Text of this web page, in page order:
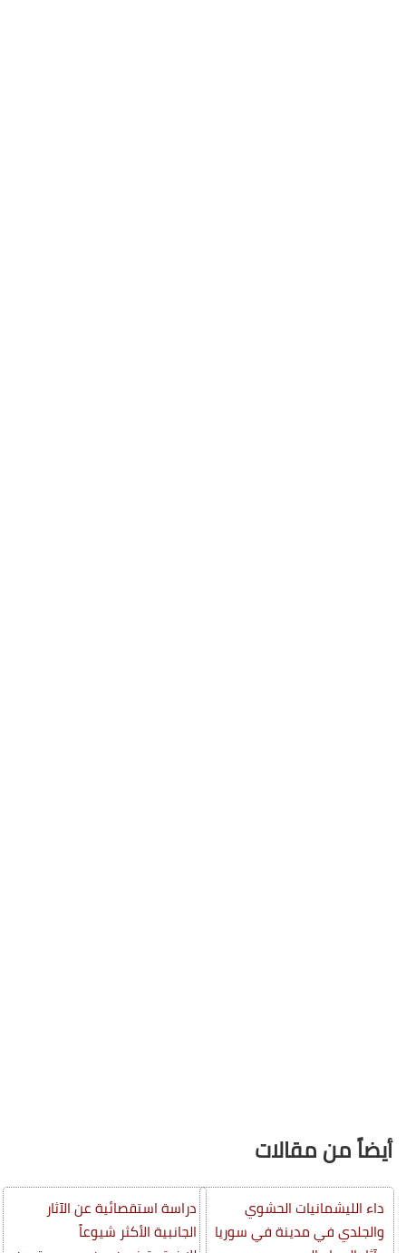
أيضاً من مقالات
داء الليشمانيات الحشوي
والجلدي في مدينة في سوريا
دراسة استقصائية عن الآثار
الجانبية الأكثر شيوعاً